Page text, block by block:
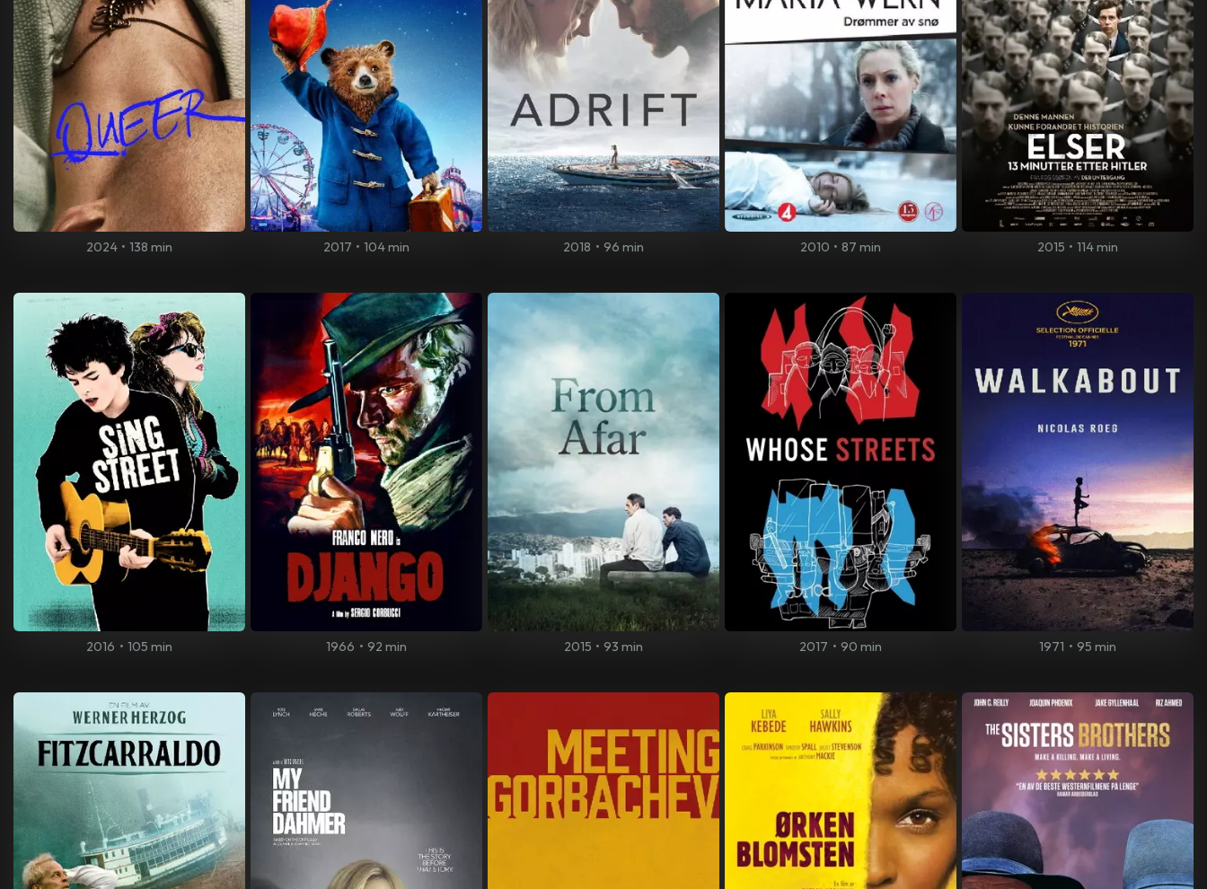
2024 • 138 min 2017 • 104 min 2018 • 96 min 2010 • 87 min 2015 • 114 min
2016 • 105 min 1966 • 92 min 2015 • 93 min 2017 • 90 min 1971 • 95 min